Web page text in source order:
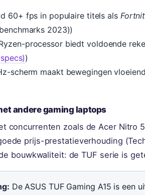
60+ fps in populaire titels als
2023))
processor biedt voldoende
)
scherm maakt bewegingen
andere gaming laptops
concurrenten zoals de Acer Nitro
prijs-prestatieverhouding
bouwkwaliteit: de TUF serie is
De ASUS TUF Gaming A15 is een